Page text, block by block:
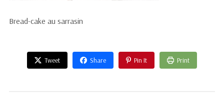
Bread-cake au sarrasin
Tweet Share Pin It Print